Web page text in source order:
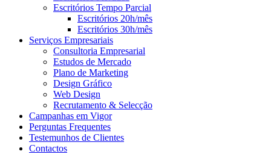
Escritórios Tempo Parcial
Escritórios 20h/mês
Escritórios 30h/mês
Serviços Empresariais
Consultoria Empresarial
Estudos de Mercado
Plano de Marketing
Design Gráfico
Web Design
Recrutamento & Selecção
Campanhas em Vigor
Perguntas Frequentes
Testemunhos de Clientes
Contactos